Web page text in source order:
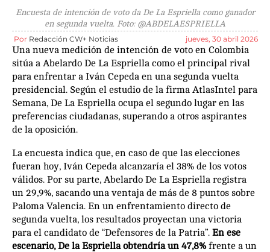
Encuesta de intención de voto da De La Espriella como ganador
en segunda vuelta. Foto: @ABDELAESPRIELLA
Por Redacción CW+ Noticias jueves, 30 abril 2026
Una nueva medición de intención de voto en Colombia
sitúa a Abelardo De La Espriella como el principal rival
para enfrentar a Iván Cepeda en una segunda vuelta
presidencial. Según el estudio de la firma AtlasIntel para
Semana, De La Espriella ocupa el segundo lugar en las
preferencias ciudadanas, superando a otros aspirantes
de la oposición.
La encuesta indica que, en caso de que las elecciones
fueran hoy, Iván Cepeda alcanzaría el 38% de los votos
válidos. Por su parte, Abelardo De La Espriella registra
un 29,9%, sacando una ventaja de más de 8 puntos sobre
Paloma Valencia. En un enfrentamiento directo de
segunda vuelta, los resultados proyectan una victoria
para el candidato de “Defensores de la Patria”. En ese
escenario, De la Espriella obtendría un 47,8%frente a un